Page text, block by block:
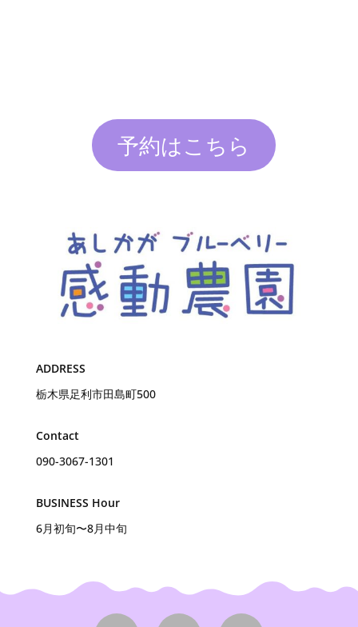
予約はこちら
ADDRESS
栃木県足利市田島町500
Contact
090-3067-1301
BUSINESS Hour
6月初旬〜8月中旬